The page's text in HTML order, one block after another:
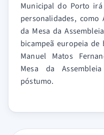
Municipal do Porto
personalidades, como
da Mesa da
bicampeã europeia de
Manuel Matos
Mesa da
póstumo.